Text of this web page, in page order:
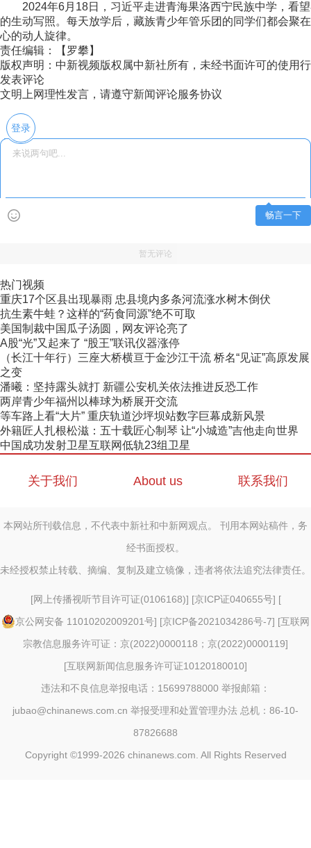
2024年6月18日，习近平走进青海果洛西宁民族中学，看望
的生动写照。每天放学后，藏族青少年管乐团的同学们都会聚
心的动人旋律。
责任编辑：【罗攀】
版权声明：中新视频版权属中新社所有，未经书面许可的使用
发表评论
文明上网理性发言，请遵守新闻评论服务协议
登录
畅言一下
暂无评论
热门视频
重庆17个区县出现暴雨 忠县境内多条河流涨水树木倒伏
抗生素牛蛙？这样的“药食同源”绝不可取
美国制裁中国瓜子汤圆，网友评论亮了
A股“光”又起来了 “股王”联讯仪器涨停
（长江十年行）三座大桥横亘于金沙江干流 桥名“见证”高原发展
之变
潘曦：坚持露头就打 新疆公安机关依法推进反恐工作
两岸青少年福州以棒球为桥展开交流
等车路上看“大片” 重庆轨道沙坪坝站数字巨幕成新风景
外籍匠人扎根松滋：五十载匠心制琴 让“小城造”吉他走向世界
中国成功发射卫星互联网低轨23组卫星
关于我们 About us 联系我们
本网站所刊载信息，不代表中新社和中新网观点。 刊用本网站稿件，务
经书面授权。
未经授权禁止转载、摘编、复制及建立镜像，违者将依法追究法律责任。
[网上传播视听节目许可证(0106168)] [京ICP证040655号] [
京公网安备 11010202009201号] [京ICP备2021034286号-7] [互联网
宗教信息服务许可证：京(2022)0000118；京(2022)0000119]
[互联网新闻信息服务许可证10120180010]
违法和不良信息举报电话：15699788000 举报邮箱：
jubao@chinanews.com.cn 举报受理和处置管理办法 总机：86-10-
87826688
Copyright ©1999-2026 chinanews.com. All Rights Reserved